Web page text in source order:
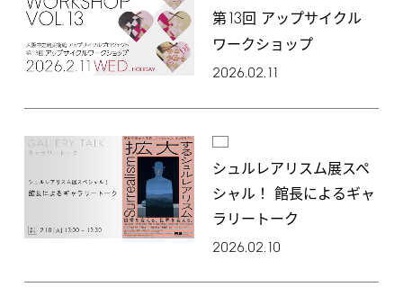
第13 回 アップサイクル
ワークショップ
2026.02.11
シュルレアリスム展スペ
シャル！ 館長によるギャ
ラリートーク
2026.02.10